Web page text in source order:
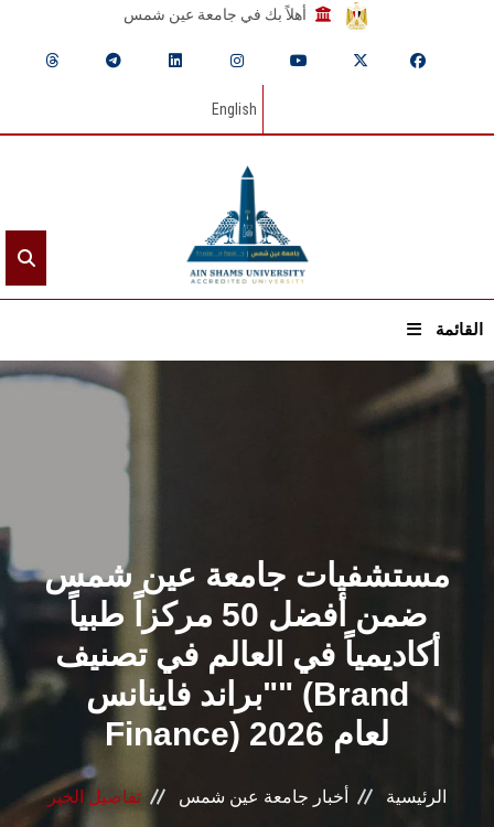
أهلاً بك في جامعة عين شمس
English
القائمة
الشئون الأكاديمية
البحث العلمي
الرعاية الصحية
المراكز والوحدات
الأنظمة الذكية
مستشفيات جامعة عين شمس
ضمن أفضل 50 مركزاً طبياً
أكاديمياً في العالم في تصنيف
"براند فاينانس" (Brand
Finance) لعام 2026
الرئيسية أخبار جامعة عين شمس تفاصيل الخبر